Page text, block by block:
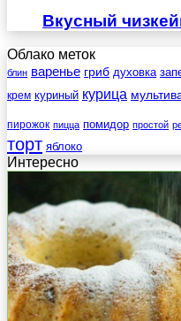
Вкусный
Облако меток
блин варенье гриб духовка
крем куриный курица
пирожок пицца помидор простой
торт яблоко
Интересно